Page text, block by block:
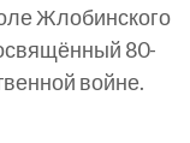
Жлобинского
80-
войне.